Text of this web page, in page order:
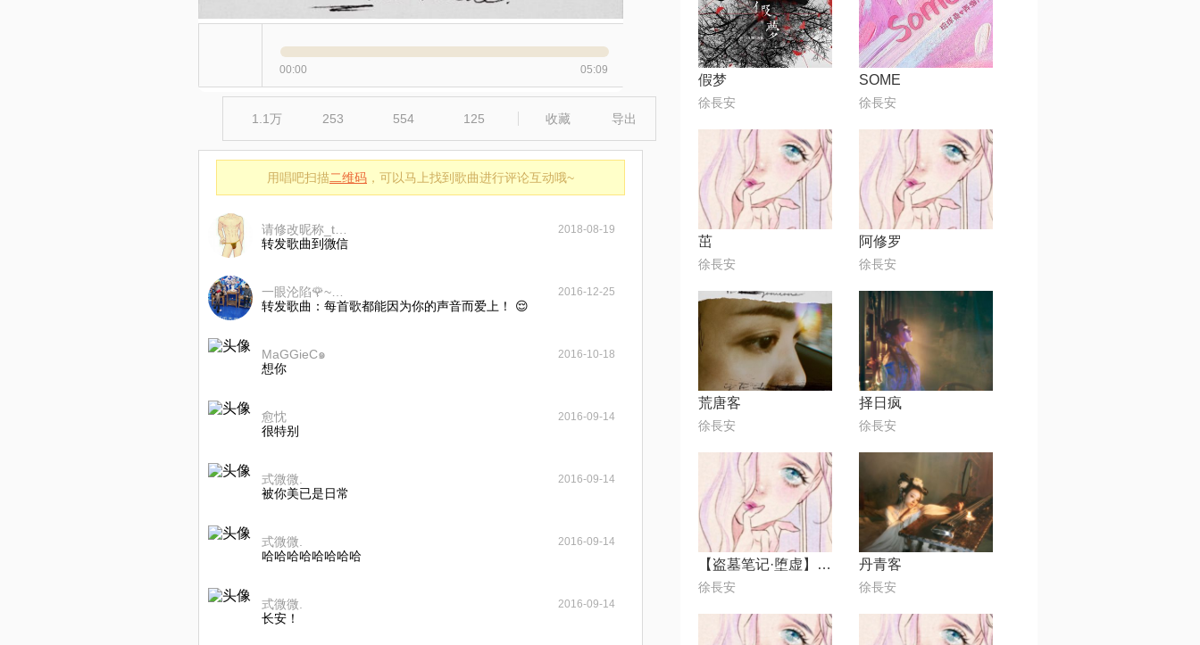
00:00 05:09
1.1万 253 554 125 收藏 导出
用唱吧扫描二维码 ，可以马上找到歌曲进行评论互动哦~
2018-08-19
转发歌曲到微信
2016-12-25
转发歌曲：每首歌都能因为你的声音而爱上！ 😌
MaGGieC๑ 2016-10-18
想你
愈忱 2016-09-14
很特别
式微微. 2016-09-14
被你美已是日常
式微微. 2016-09-14
哈哈哈哈哈哈哈哈
式微微. 2016-09-14
长安！
假梦
徐長安
SOME
徐長安
茁
徐長安
阿修罗
徐長安
荒唐客
徐長安
择日疯
徐長安
【盗墓笔记·堕虚】剧情歌
徐長安
丹青客
徐長安